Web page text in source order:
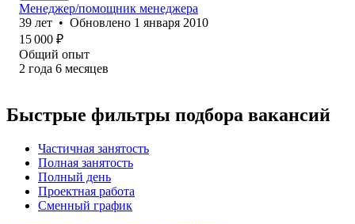
Менеджер/помощник менеджера
39 лет • Обновлено 1 января 2010
15 000 ₽
Общий опыт
2 года 6 месяцев
Быстрые фильтры подбора вакансий
Частичная занятость
Полная занятость
Полный день
Проектная работа
Сменный график